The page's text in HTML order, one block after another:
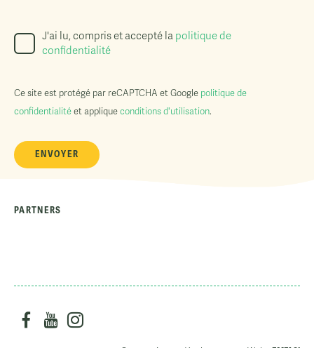
J'ai lu, compris et accepté la politique de
confidentialité
Ce site est protégé par reCAPTCHA et Google politique de
confidentialitéet appliqueconditions d'utilisation.
PARTNERS